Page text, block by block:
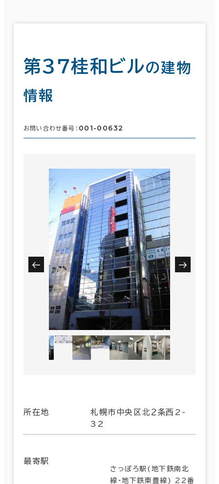
第３７桂和ビルの建物
情報
お問い合わせ番号： 001-00632
所在地
札幌市中央区北２条西2-
32
最寄駅
さっぽろ駅(地下鉄南北
線･地下鉄東豊線) 22番